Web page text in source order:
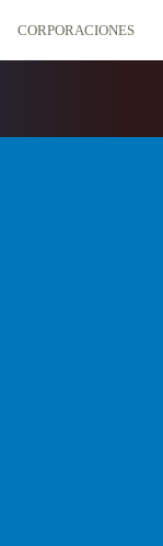
CORPORACIONES